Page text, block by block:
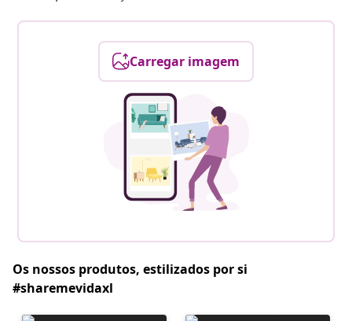
Carregar imagem
Os nossos produtos, estilizados por si
#sharemevidaxl